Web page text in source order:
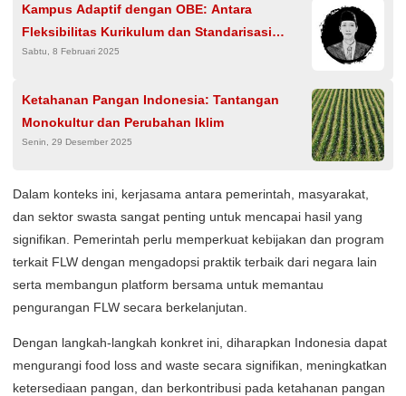
Kampus Adaptif dengan OBE: Antara
Fleksibilitas Kurikulum dan Standarisasi
Kompetensi
Sabtu, 8 Februari 2025
Ketahanan Pangan Indonesia: Tantangan
Monokultur dan Perubahan Iklim
Senin, 29 Desember 2025
Dalam konteks ini, kerjasama antara pemerintah, masyarakat,
dan sektor swasta sangat penting untuk mencapai hasil yang
signifikan. Pemerintah perlu memperkuat kebijakan dan program
terkait FLW dengan mengadopsi praktik terbaik dari negara lain
serta membangun platform bersama untuk memantau
pengurangan FLW secara berkelanjutan.
Dengan langkah-langkah konkret ini, diharapkan Indonesia dapat
mengurangi food loss and waste secara signifikan, meningkatkan
ketersediaan pangan, dan berkontribusi pada ketahanan pangan